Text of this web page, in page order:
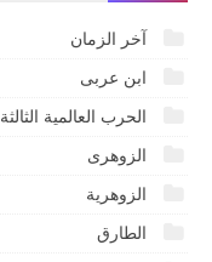
آخر الزمان
ابن عربى
الحرب العالمية الثالثة
الزوهرى
الزوهرية
الطارق